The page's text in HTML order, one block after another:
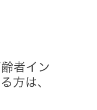
者イン
方は、